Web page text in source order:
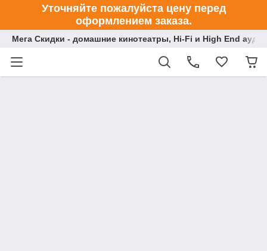
Уточняйте пожалуйста цену перед
оформлением заказа.
Мега Скидки - домашние кинотеатры, Hi-Fi и High End